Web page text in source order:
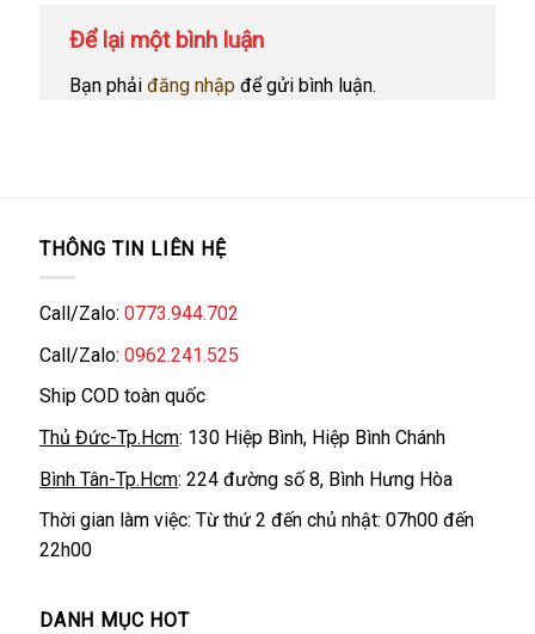
Để lại một bình luận
Bạn phải đăng nhậpđể gửi bình luận.
THÔNG TIN LIÊN HỆ
Call/Zalo: 0773.944.702
Call/Zalo: 0962.241.525
Ship COD toàn quốc
Thủ Đức-Tp.Hcm: 130 Hiệp Bình, Hiệp Bình Chánh
Bình Tân-Tp.Hcm: 224 đường số 8, Bình Hưng Hòa
Thời gian làm việc: Từ thứ 2 đến chủ nhật: 07h00 đến
22h00
DANH MỤC HOT